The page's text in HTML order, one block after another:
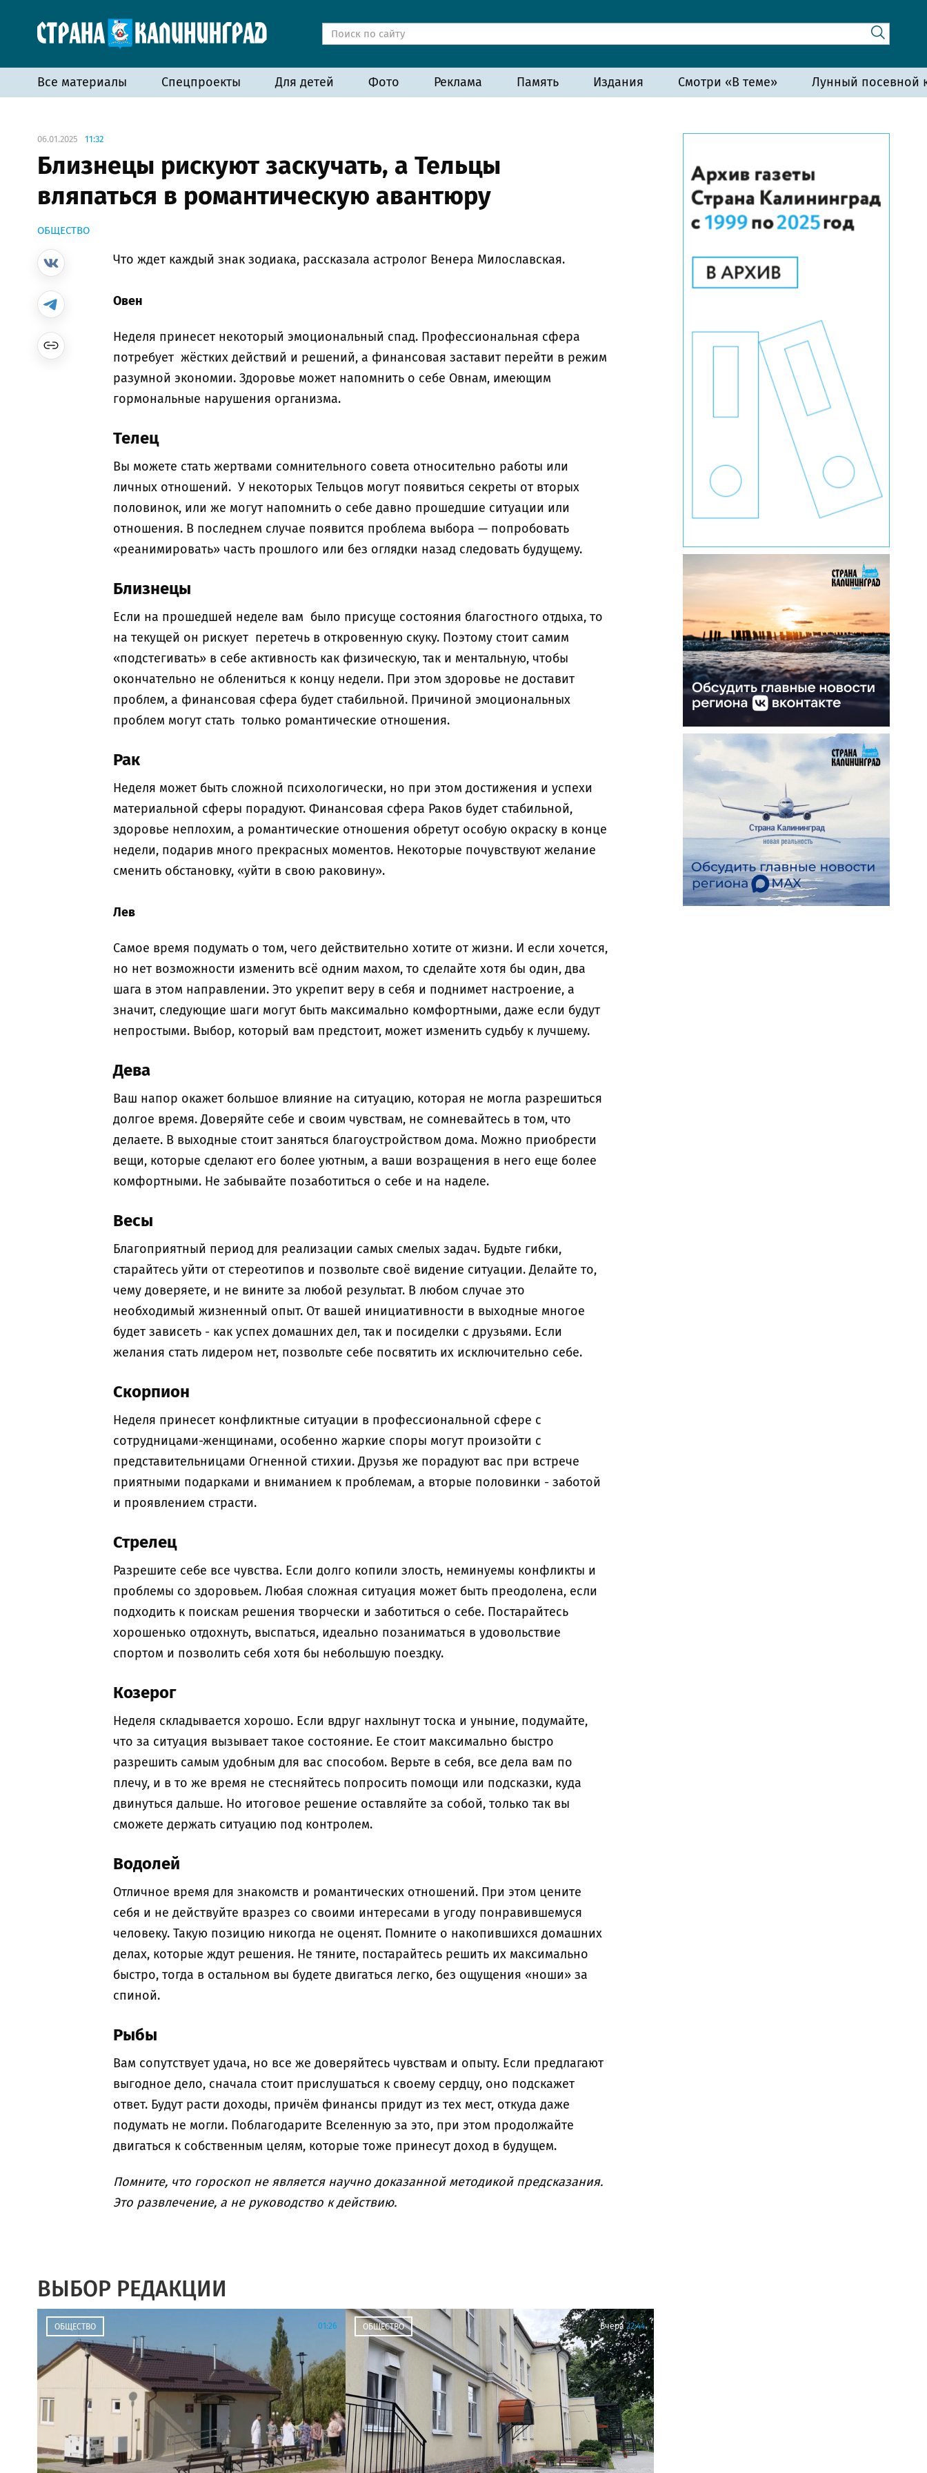
Все материалы Спецпроекты Для детей Фото Реклама Память Издания Смотри «В теме» Лунный посевной
06.01.2025 11:32
Близнецы рискуют заскучать, а Тельцы
вляпаться в романтическую авантюру
ОБЩЕСТВО
Что ждет каждый знак зодиака, рассказала астролог Венера Милославская.
Овен
Неделя принесет некоторый эмоциональный спад. Профессиональная сфера
потребует жёстких действий и решений, а финансовая заставит перейти в режим
разумной экономии. Здоровье может напомнить о себе Овнам, имеющим
гормональные нарушения организма.
Телец
Вы можете стать жертвами сомнительного совета относительно работы или
личных отношений. У некоторых Тельцов могут появиться секреты от вторых
половинок, или же могут напомнить о себе давно прошедшие ситуации или
отношения. В последнем случае появится проблема выбора — попробовать
«реанимировать» часть прошлого или без оглядки назад следовать будущему.
Близнецы
Если на прошедшей неделе вам было присуще состояния благостного отдыха, то
на текущей он рискует перетечь в откровенную скуку. Поэтому стоит самим
«подстегивать» в себе активность как физическую, так и ментальную, чтобы
окончательно не облениться к концу недели. При этом здоровье не доставит
проблем, а финансовая сфера будет стабильной. Причиной эмоциональных
проблем могут стать только романтические отношения.
Рак
Неделя может быть сложной психологически, но при этом достижения и успехи
материальной сферы порадуют. Финансовая сфера Раков будет стабильной,
здоровье неплохим, а романтические отношения обретут особую окраску в конце
недели, подарив много прекрасных моментов. Некоторые почувствуют желание
сменить обстановку, «уйти в свою раковину».
Лев
Самое время подумать о том, чего действительно хотите от жизни. И если хочется,
но нет возможности изменить всё одним махом, то сделайте хотя бы один, два
шага в этом направлении. Это укрепит веру в себя и поднимет настроение, а
значит, следующие шаги могут быть максимально комфортными, даже если будут
непростыми. Выбор, который вам предстоит, может изменить судьбу к лучшему.
Дева
Ваш напор окажет большое влияние на ситуацию, которая не могла разрешиться
долгое время. Доверяйте себе и своим чувствам, не сомневайтесь в том, что
делаете. В выходные стоит заняться благоустройством дома. Можно приобрести
вещи, которые сделают его более уютным, а ваши возращения в него еще более
комфортными. Не забывайте позаботиться о себе и на наделе.
Весы
Благоприятный период для реализации самых смелых задач. Будьте гибки,
старайтесь уйти от стереотипов и позвольте своё видение ситуации. Делайте то,
чему доверяете, и не вините за любой результат. В любом случае это
необходимый жизненный опыт. От вашей инициативности в выходные многое
будет зависеть - как успех домашних дел, так и посиделки с друзьями. Если
желания стать лидером нет, позвольте себе посвятить их исключительно себе.
Скорпион
Неделя принесет конфликтные ситуации в профессиональной сфере с
сотрудницами-женщинами, особенно жаркие споры могут произойти с
представительницами Огненной стихии. Друзья же порадуют вас при встрече
приятными подарками и вниманием к проблемам, а вторые половинки - заботой
и проявлением страсти.
Стрелец
Разрешите себе все чувства. Если долго копили злость, неминуемы конфликты и
проблемы со здоровьем. Любая сложная ситуация может быть преодолена, если
подходить к поискам решения творчески и заботиться о себе. Постарайтесь
хорошенько отдохнуть, выспаться, идеально позаниматься в удовольствие
спортом и позволить себя хотя бы небольшую поездку.
Козерог
Неделя складывается хорошо. Если вдруг нахлынут тоска и уныние, подумайте,
что за ситуация вызывает такое состояние. Ее стоит максимально быстро
разрешить самым удобным для вас способом. Верьте в себя, все дела вам по
плечу, и в то же время не стесняйтесь попросить помощи или подсказки, куда
двинуться дальше. Но итоговое решение оставляйте за собой, только так вы
сможете держать ситуацию под контролем.
Водолей
Отличное время для знакомств и романтических отношений. При этом цените
себя и не действуйте вразрез со своими интересами в угоду понравившемуся
человеку. Такую позицию никогда не оценят. Помните о накопившихся домашних
делах, которые ждут решения. Не тяните, постарайтесь решить их максимально
быстро, тогда в остальном вы будете двигаться легко, без ощущения «ноши» за
спиной.
Рыбы
Вам сопутствует удача, но все же доверяйтесь чувствам и опыту. Если предлагают
выгодное дело, сначала стоит прислушаться к своему сердцу, оно подскажет
ответ. Будут расти доходы, причём финансы придут из тех мест, откуда даже
подумать не могли. Поблагодарите Вселенную за это, при этом продолжайте
двигаться к собственным целям, которые тоже принесут доход в будущем.
Помните, что гороскоп не является научно доказанной методикой предсказания.
Это развлечение, а не руководство к действию.
ВЫБОР РЕДАКЦИИ
ОБЩЕСТВО 01:26 ОБЩЕСТВО Вчера 22:44